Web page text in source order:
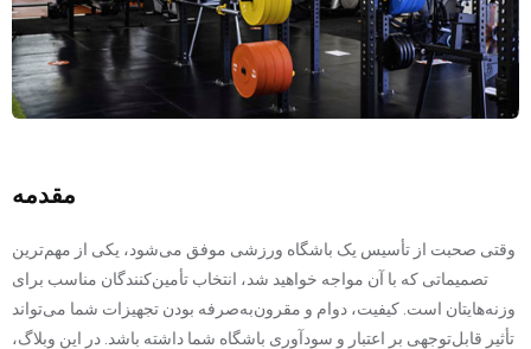
مقدمه
وقتی صحبت از تأسیس یک باشگاه ورزشی موفق می‌شود، یکی از مهم‌ترین
تصمیماتی که با آن مواجه خواهید شد، انتخاب تأمین‌کنندگان مناسب برای
وزنه‌هایتان است. کیفیت، دوام و مقرون‌به‌صرفه بودن تجهیزات شما می‌تواند
تأثیر قابل‌توجهی بر اعتبار و سودآوری باشگاه شما داشته باشد. در این وبلاگ،